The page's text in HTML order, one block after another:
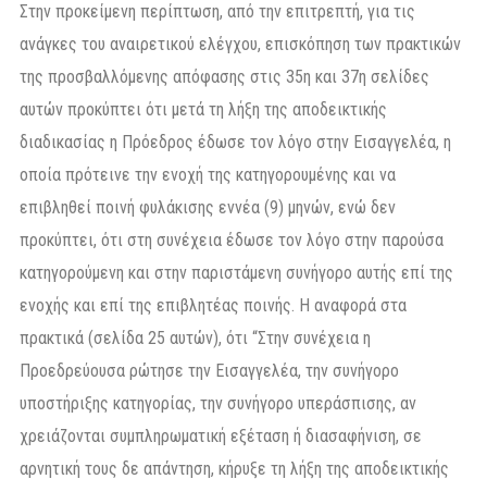
Στην προκείμενη περίπτωση, από την επιτρεπτή, για τις
ανάγκες του αναιρετικού ελέγχου, επισκόπηση των πρακτικών
της προσβαλλόμενης απόφασης στις 35η και 37η σελίδες
αυτών προκύπτει ότι μετά τη λήξη της αποδεικτικής
διαδικασίας η Πρόεδρος έδωσε τον λόγο στην Εισαγγελέα, η
οποία πρότεινε την ενοχή της κατηγορουμένης και να
επιβληθεί ποινή φυλάκισης εννέα (9) μηνών, ενώ δεν
προκύπτει, ότι στη συνέχεια έδωσε τον λόγο στην παρούσα
κατηγορούμενη και στην παριστάμενη συνήγορο αυτής επί της
ενοχής και επί της επιβλητέας ποινής. Η αναφορά στα
πρακτικά (σελίδα 25 αυτών), ότι “Στην συνέχεια η
Προεδρεύουσα ρώτησε την Εισαγγελέα, την συνήγορο
υποστήριξης κατηγορίας, την συνήγορο υπεράσπισης, αν
χρειάζονται συμπληρωματική εξέταση ή διασαφήνιση, σε
αρνητική τους δε απάντηση, κήρυξε τη λήξη της αποδεικτικής